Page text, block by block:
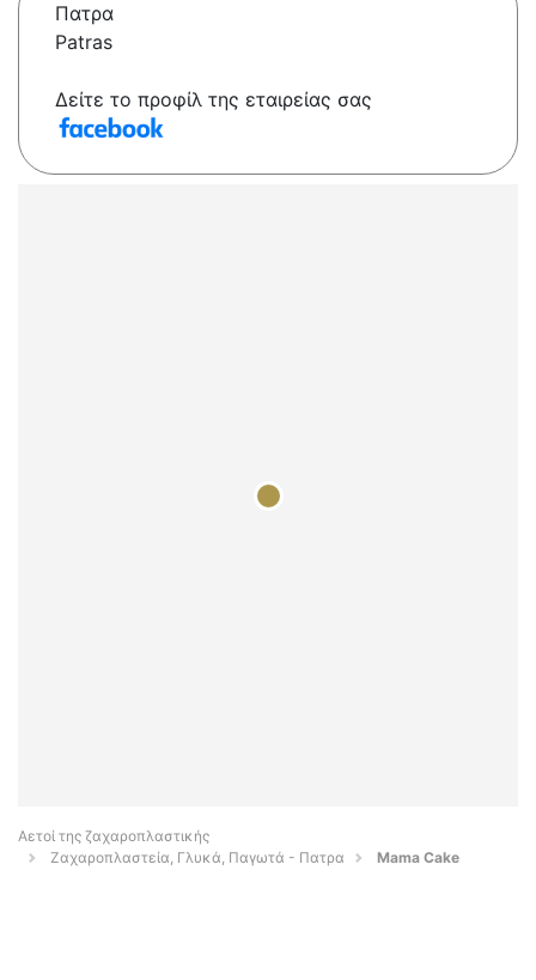
Πατρα
Patras
Δείτε το προφίλ της εταιρείας σας
Αετοί της ζαχαροπλαστικής
Ζαχαροπλαστεία, Γλυκά, Παγωτά - Πατρα
Mama Cake